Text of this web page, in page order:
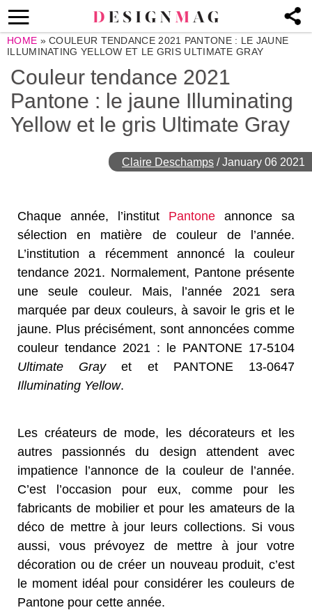
HOME »COULEUR TENDANCE 2021 PANTONE : LE JAUNE
ILLUMINATING YELLOW ET LE GRIS ULTIMATE GRAY
Couleur tendance 2021
Pantone : le jaune Illuminating
Yellow et le gris Ultimate Gray
Claire Deschamps /January 06 2021
Chaque année, l’institut Pantone annonce sa
sélection en matière de couleur de l’année.
L’institution a récemment annoncé la couleur
tendance 2021. Normalement, Pantone présente
une seule couleur. Mais, l’année 2021 sera
marquée par deux couleurs, à savoir le gris et le
jaune. Plus précisément, sont annoncées comme
couleur tendance 2021 : le PANTONE 17-5104
Ultimate Grayet et PANTONE 13-0647
Illuminating Yellow.
Les créateurs de mode, les décorateurs et les
autres passionnés du design attendent avec
impatience l’annonce de la couleur de l’année.
C’est l’occasion pour eux, comme pour les
fabricants de mobilier et pour les amateurs de la
déco de mettre à jour leurs collections. Si vous
aussi, vous prévoyez de mettre à jour votre
décoration ou de créer un nouveau produit, c’est
le moment idéal pour considérer les couleurs de
Pantone pour cette année.